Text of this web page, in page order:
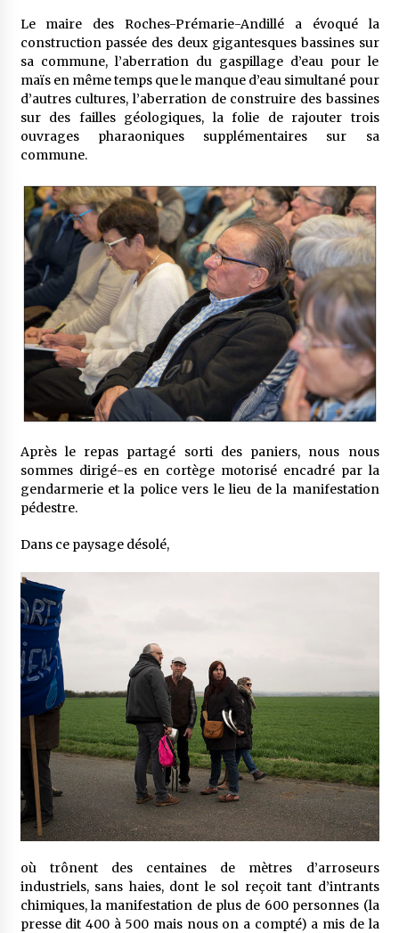
Le maire des Roches-Prémarie-Andillé a évoqué la
construction passée des deux gigantesques bassines sur
sa commune, l’aberration du gaspillage d’eau pour le
maïs en même temps que le manque d’eau simultané pour
d’autres cultures, l’aberration de construire des bassines
sur des failles géologiques, la folie de rajouter trois
ouvrages pharaoniques supplémentaires sur sa
commune.
Après le repas partagé sorti des paniers, nous nous
sommes dirigé-es en cortège motorisé encadré par la
gendarmerie et la police vers le lieu de la manifestation
pédestre.
Dans ce paysage désolé,
où trônent des centaines de mètres d’arroseurs
industriels, sans haies, dont le sol reçoit tant d’intrants
chimiques, la manifestation de plus de 600 personnes (la
presse dit 400 à 500 mais nous on a compté) a mis de la